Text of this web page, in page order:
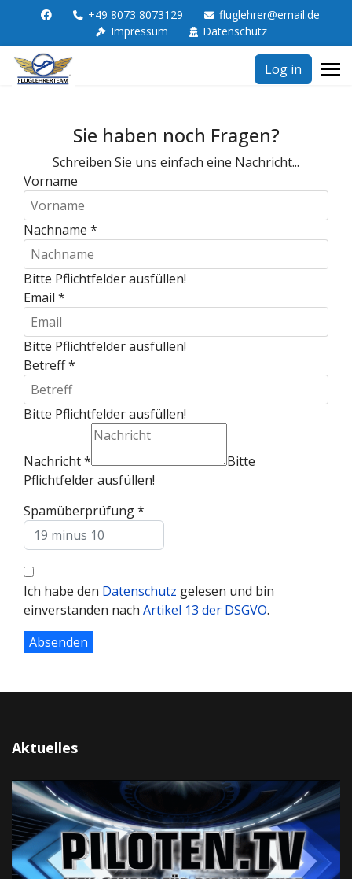
+49 8073 8073129
fluglehrer@email.de
Impressum
Datenschutz
Log in
Sie haben noch Fragen?
Schreiben Sie uns einfach eine Nachricht...
Vorname
Nachname *
Bitte Pflichtfelder ausfüllen!
Email *
Bitte Pflichtfelder ausfüllen!
Betreff*
Bitte Pflichtfelder ausfüllen!
Nachricht*
Bitte
Pflichtfelder ausfüllen!
Spamüberprüfung*
Ich habe den Datenschutz gelesen und bin
einverstanden nach Artikel 13 der DSGVO.
Absenden
Aktuelles